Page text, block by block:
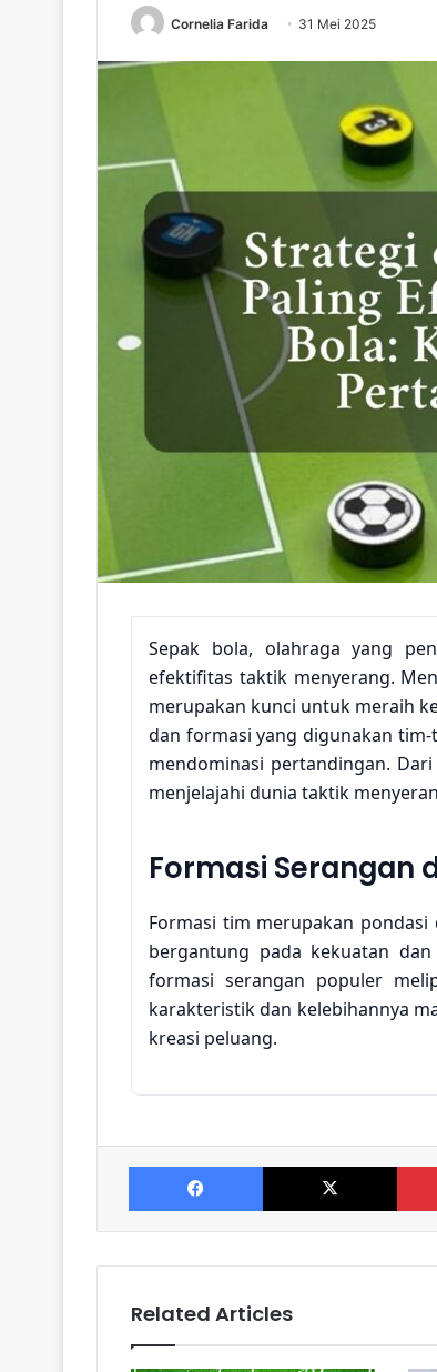
Cornelia Farida 31 Mei 2025
Sepak bola, olahraga yang
efektifitas taktik menyerang.
merupakan kunci untuk meraih
dan formasi yang digunakan
mendominasi pertandingan.
menjelajahi dunia taktik
Formasi Serangan
Formasi tim merupakan
bergantung pada kekuatan
formasi serangan populer
karakteristik dan kelebihannya
kreasi peluang.
4-3-3: Kecepatan dan
Formasi 4-3-3 menekankan
depan, tim dapat
melalui sayap. Keunggulan
dapat bertukar posisi dan
Keseimbangan
Facebook X
Related Articles